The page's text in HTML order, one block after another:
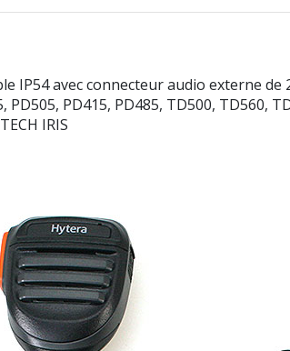
avec connecteur audio externe de
PD415, PD485, TD500, TD560,
IRIS